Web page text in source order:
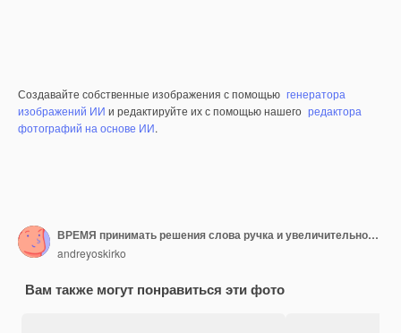
Создавайте собственные изображения с помощью генератора
изображений ИИ и редактируйте их с помощью нашего редактора
фотографий на основе ИИ.
ВРЕМЯ принимать решения слова ручка и увеличительное стекло
andreyoskirko
Вам также могут понравиться эти фото